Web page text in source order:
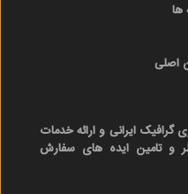
ها
اصلی
ایرانی و ارائه خدمات
و تامین ایده های سفارش